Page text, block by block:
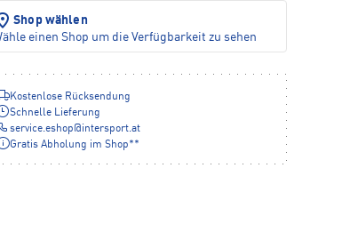
Shop wählen
einen Shop um die Verfügbarkeit zu sehen
Kostenlose Rücksendung
Schnelle Lieferung
service.eshop@intersport.at
Gratis Abholung im Shop**